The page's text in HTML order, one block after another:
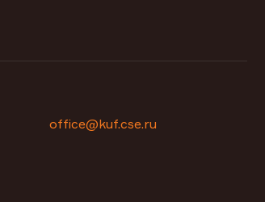
office@kuf.cse.ru